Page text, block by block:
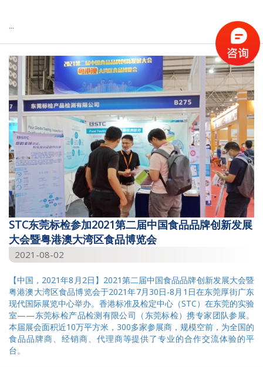
...
STC东莞标检参加2021第二届中国食品品牌创新发展
大会暨粤港澳大湾区食品博览会
2021-08-02
【中国，2021年8月2日】2021第二届中国食品品牌创新发展大会暨
粤港澳大湾区食品博览会于2021年7月30日-8月1日在东莞厚街广东
现代国际展览中心举办。香港标准及检定中心（STC）在东莞的实验
室——东莞标检产品检测有限公司（东莞标检）携专家团队参展。
本届展会面积近10万平方米，300多家参展商，规模空前，为全国的
食品品牌商、经销商、代理商等提供了专业的合作交流体验的平
台。